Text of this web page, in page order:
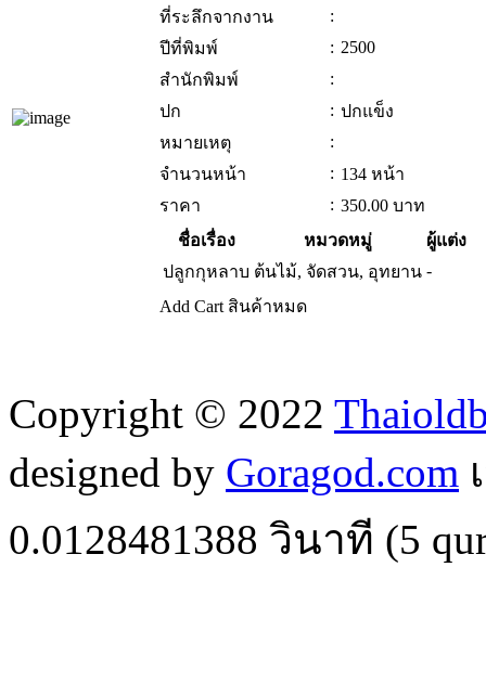
ที่ระลึกจากงาน
:
ปีที่พิมพ์
: 2500
สำนักพิมพ์
:
ปก
: ปกแข็ง
หมายเหตุ
:
จำนวนหน้า
: 134 หน้า
ราคา
: 350.00 บาท
ชื่อเรื่อง
หมวดหมู่
ผู้แต่ง
ปลูกกุหลาบ ต้นไม้, จัดสวน, อุทยาน -
Add Cart สินค้าหมด
Copyright © 2022
designed by Goragod.com
0.0128481388 วินาที (5